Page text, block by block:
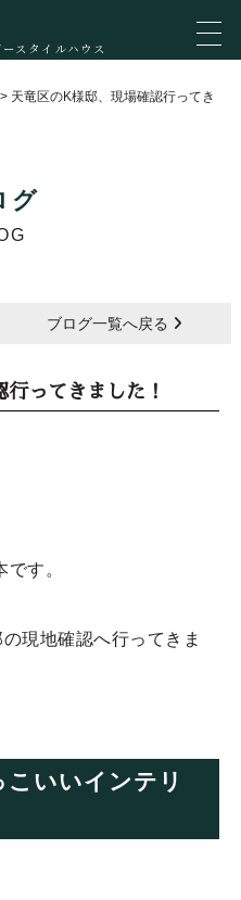
スタイルハウス
> 天竜区のK様邸、現場確認行ってき
グ
ブログ一覧へ戻る
ってきました！
す。
現地確認へ行ってきま
いいインテリ